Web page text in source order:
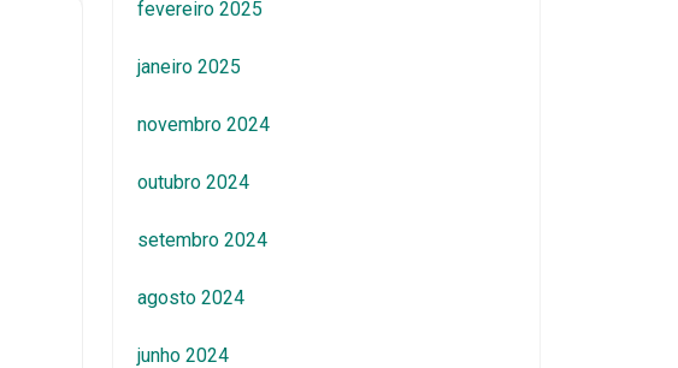
fevereiro 2025
janeiro 2025
novembro 2024
outubro 2024
setembro 2024
agosto 2024
junho 2024